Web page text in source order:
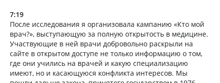
7:19
После исследования я организовала кампанию «Кто мой
врач?», выступающую за полную открытость в медицине.
Участвующие в ней врачи добровольно раскрыли на
сайте в открытом доступе не только информацию о том,
где они учились на врачей и какую специализацию
имеют, но и касающуюся конфликта интересов. Мы